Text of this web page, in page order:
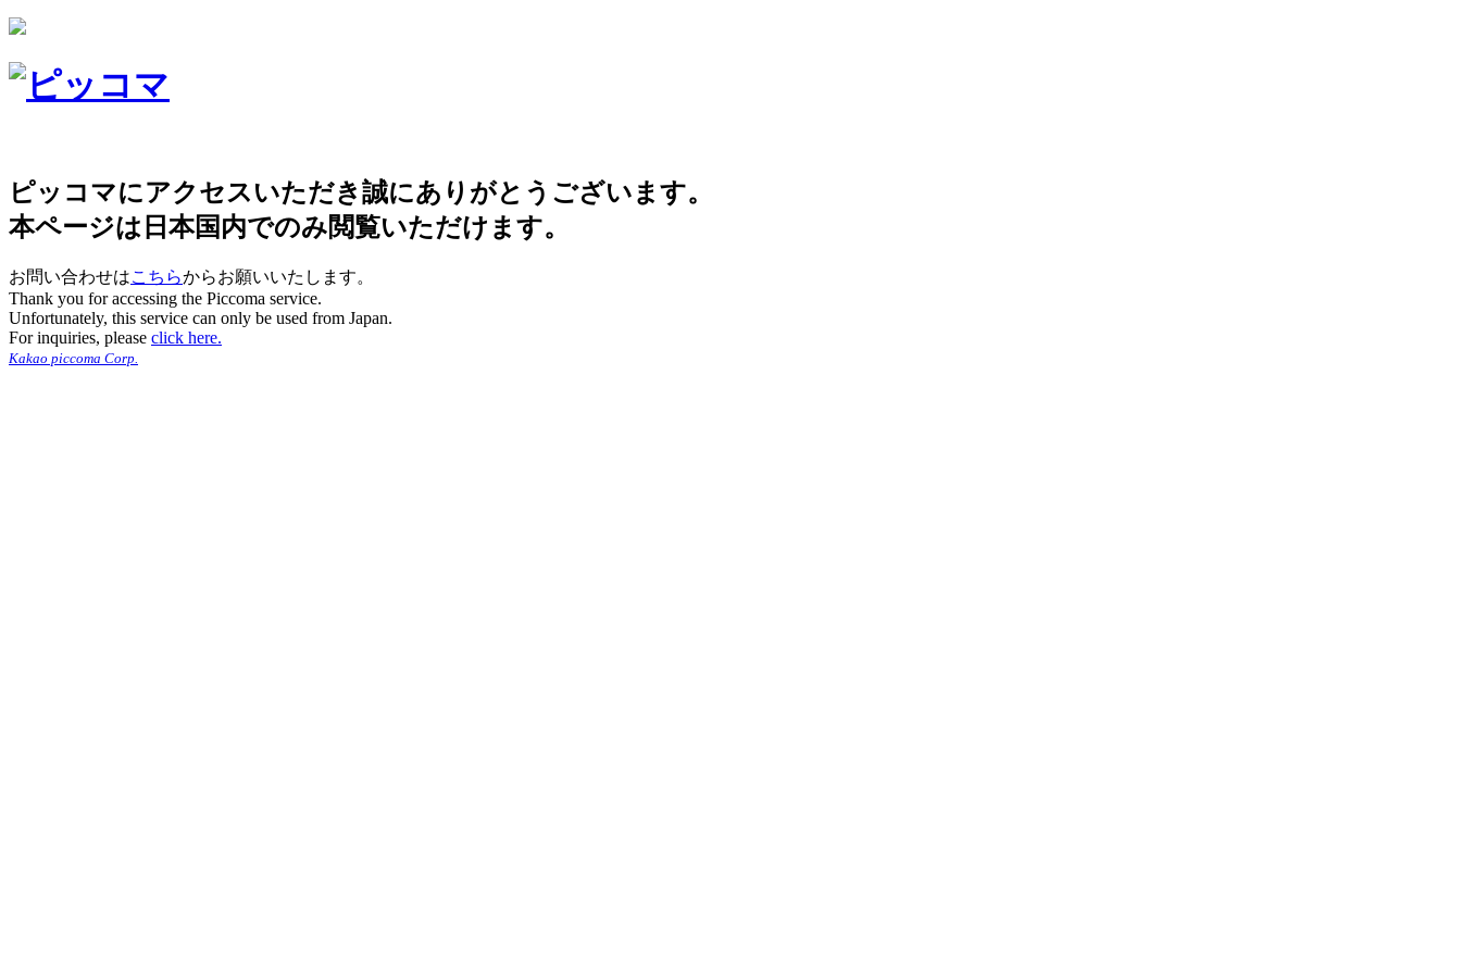
ピッコマにアクセスいただき誠にありがとうございます。
本ページは日本国内でのみ閲覧いただけます。
お問い合わせはこちらからお願いいたします。
Thank you for accessing the Piccoma service.
Unfortunately, this service can only be used from Japan.
For inquiries, please click here.
Kakao piccoma Corp.